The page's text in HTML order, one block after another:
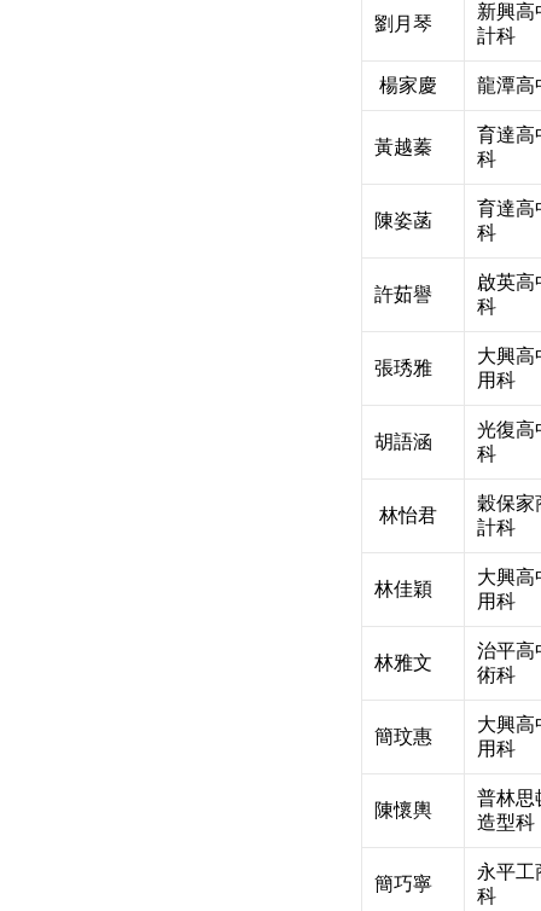
劉月琴
新興高
計科
楊家慶 龍潭高
黃越蓁
育達高
科
陳姿菡
育達高
科
許茹譽
啟英高
科
張琇雅
大興高
用科
胡語涵
光復高
科
林怡君
穀保家
計科
林佳穎
大興高
用科
林雅文
治平高
術科
簡玟惠
大興高
用科
陳懷輿
普林思
造型科
簡巧寧
永平工
科